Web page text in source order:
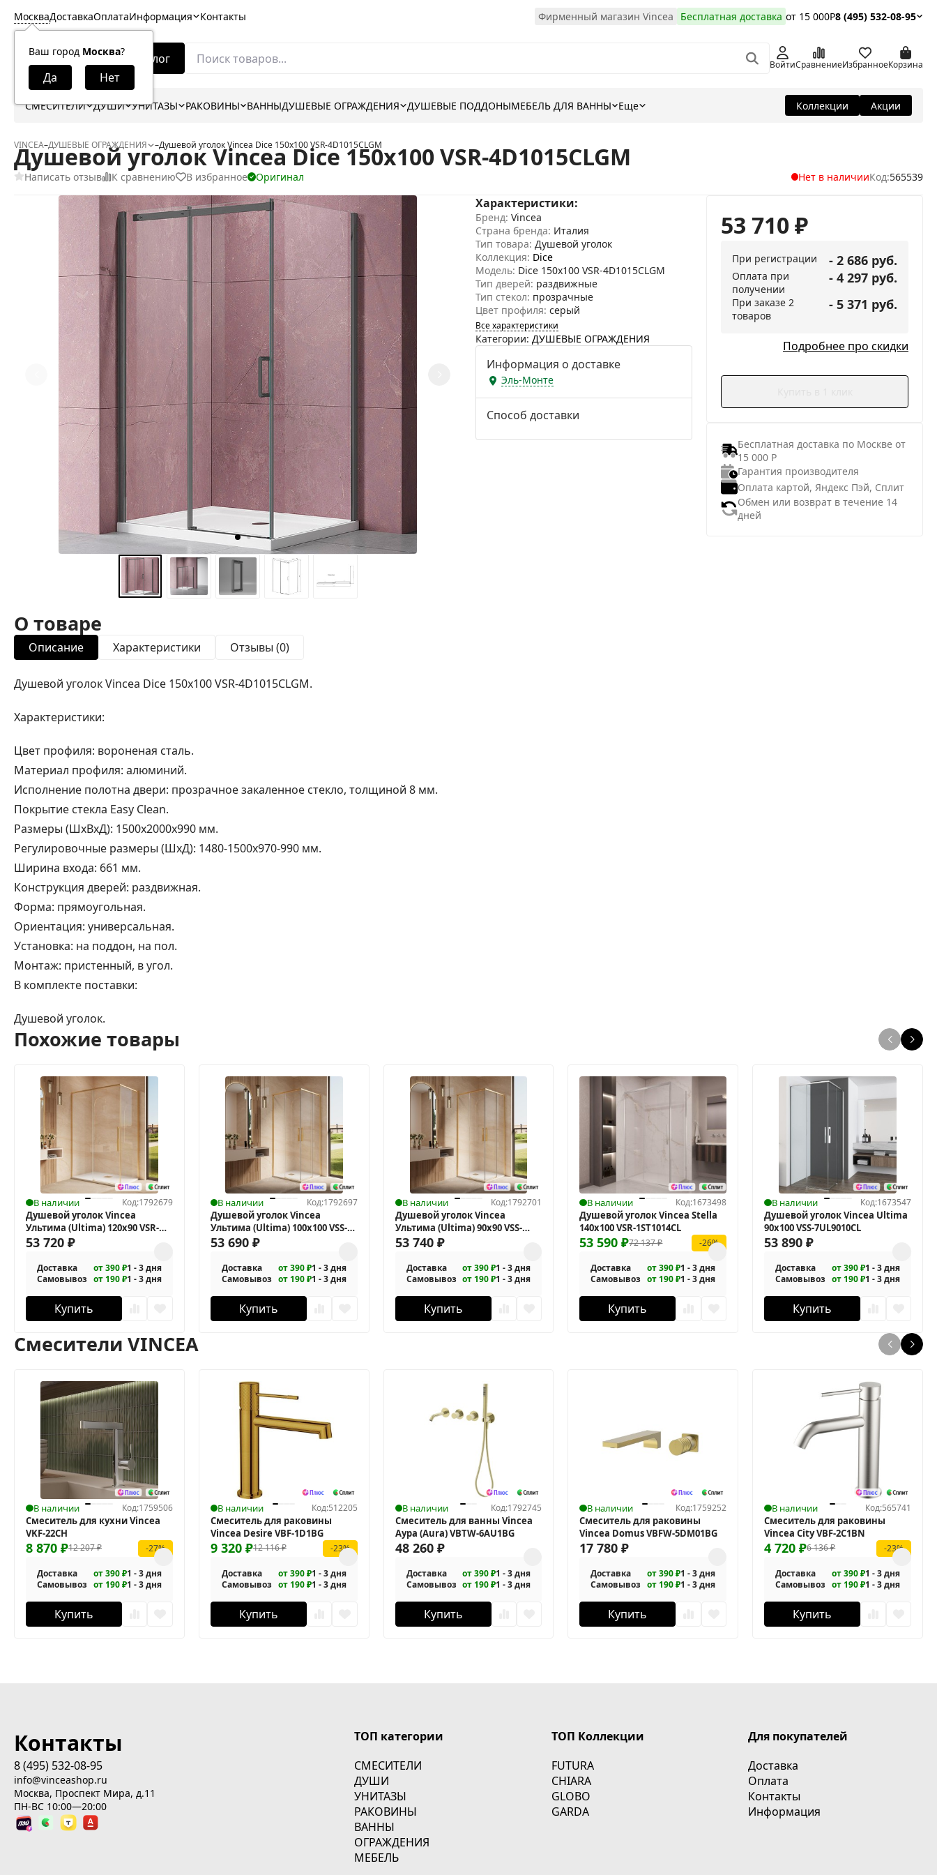
Москва
Ваш город Москва?
ДоставкаОплатаИнформация Контакты Фирменный магазин Vincea Бесплатная доставка от 15 000Р8 (495) 532-08-95
Каталог ВойтиСравнениеИзбранноеКорзина
СМЕСИТЕЛИ ДУШИ УНИТАЗЫ РАКОВИНЫ ВАННЫДУШЕВЫЕ ОГРАЖДЕНИЯ ДУШЕВЫЕ ПОДДОНЫМЕБЕЛЬ ДЛЯ ВАННЫ Еще Коллекции Акции
VINCEA–ДУШЕВЫЕ ОГРАЖДЕНИЯ –Душевой уголок Vincea Dice 150x100 VSR-4D1015CLGM
Душевой уголок Vincea Dice 150x100 VSR-4D1015CLGM
Написать отзыв К сравнению В избранное Оригинал Нет в наличииКод:565539
Характеристики:
Бренд: Vincea
Страна бренда: Италия
Тип товара: Душевой уголок
Коллекция: Dice
Модель: Dice 150x100 VSR-4D1015CLGM
Тип дверей: раздвижные
Тип стекол: прозрачные
Цвет профиля: серый
Все характеристики
Категории: ДУШЕВЫЕ ОГРАЖДЕНИЯ
Информация о доставке
Эль-Монте
Способ доставки
53 710₽
При регистрации - 2 686 руб.
Оплата при
получении
- 4 297 руб.
При заказе 2
товаров
- 5 371 руб.
Подробнее про скидки
Бесплатная доставка по Москве от
15 000 Р
Гарантия производителя
Оплата картой, Яндекс Пэй, Сплит
Обмен или возврат в течение 14
дней
О товаре
Описание Характеристики Отзывы (0)
Душевой уголок Vincea Dice 150x100 VSR-4D1015CLGM.
Характеристики:
Цвет профиля: вороненая сталь.
Материал профиля: алюминий.
Исполнение полотна двери: прозрачное закаленное стекло, толщиной 8 мм.
Покрытие стекла Easy Clean.
Размеры (ШхВхД): 1500х2000х990 мм.
Регулировочные размеры (ШхД): 1480-1500х970-990 мм.
Ширина входа: 661 мм.
Конструкция дверей: раздвижная.
Форма: прямоугольная.
Ориентация: универсальная.
Установка: на поддон, на пол.
Монтаж: пристенный, в угол.
В комплекте поставки:
Душевой уголок.
Похожие товары
В наличии Код:1792679
Душевой уголок Vincea
Ультима (Ultima) 120х90 VSR-
7UL9012CLG
53 720 ₽
Доставка от 390 ₽1 - 3 дня
Самовывоз от 190 ₽1 - 3 дня
Купить
В наличии Код:1792697
Душевой уголок Vincea
Ультима (Ultima) 100х100 VSS-
7UL8010CLG
53 690 ₽
Доставка от 390 ₽1 - 3 дня
Самовывоз от 190 ₽1 - 3 дня
Купить
В наличии Код:1792701
Душевой уголок Vincea
Ультима (Ultima) 90х90 VSS-
7UL9090CLG
53 740 ₽
Доставка от 390 ₽1 - 3 дня
Самовывоз от 190 ₽1 - 3 дня
Купить
В наличии Код:1673498
Душевой уголок Vincea Stella
140х100 VSR-1ST1014CL
72 137₽
53 590₽ -26%
Доставка от 390 ₽1 - 3 дня
Самовывоз от 190 ₽1 - 3 дня
Купить
В наличии Код:1673547
Душевой уголок Vincea Ultima
90х100 VSS-7UL9010CL
53 890₽
Доставка от 390 ₽1 - 3 дня
Самовывоз от 190 ₽1 - 3 дня
Купить
Смесители VINCEA
В наличии Код:1759506
Смеситель для кухни Vincea
VKF-22CH
12 207₽
8 870 ₽ -27%
Доставка от 390 ₽1 - 3 дня
Самовывоз от 190 ₽1 - 3 дня
Купить
В наличии Код:512205
Смеситель для раковины
Vincea Desire VBF-1D1BG
12 116₽
9 320 ₽ -23%
Доставка от 390 ₽1 - 3 дня
Самовывоз от 190 ₽1 - 3 дня
Купить
В наличии Код:1792745
Смеситель для ванны Vincea
Аура (Aura) VBTW-6AU1BG
48 260 ₽
Доставка от 390 ₽1 - 3 дня
Самовывоз от 190 ₽1 - 3 дня
Купить
В наличии Код:1759252
Смеситель для раковины
Vincea Domus VBFW-5DM01BG
17 780₽
Доставка от 390 ₽1 - 3 дня
Самовывоз от 190 ₽1 - 3 дня
Купить
В наличии Код:565741
Смеситель для раковины
Vincea City VBF-2C1BN
6 136₽
4 720₽ -23%
Доставка от 390 ₽1 - 3 дня
Самовывоз от 190 ₽1 - 3 дня
Купить
Контакты
8 (495) 532-08-95
info@vinceashop.ru
Москва, Проспект Мира, д.11
ПН-ВС 10:00—20:00
ТОП категории
СМЕСИТЕЛИ
ДУШИ
УНИТАЗЫ
РАКОВИНЫ
ВАННЫ
ОГРАЖДЕНИЯ
МЕБЕЛЬ
ТОП Коллекции
FUTURA
CHIARA
GLOBO
GARDA
Для покупателей
Доставка
Оплата
Контакты
Информация